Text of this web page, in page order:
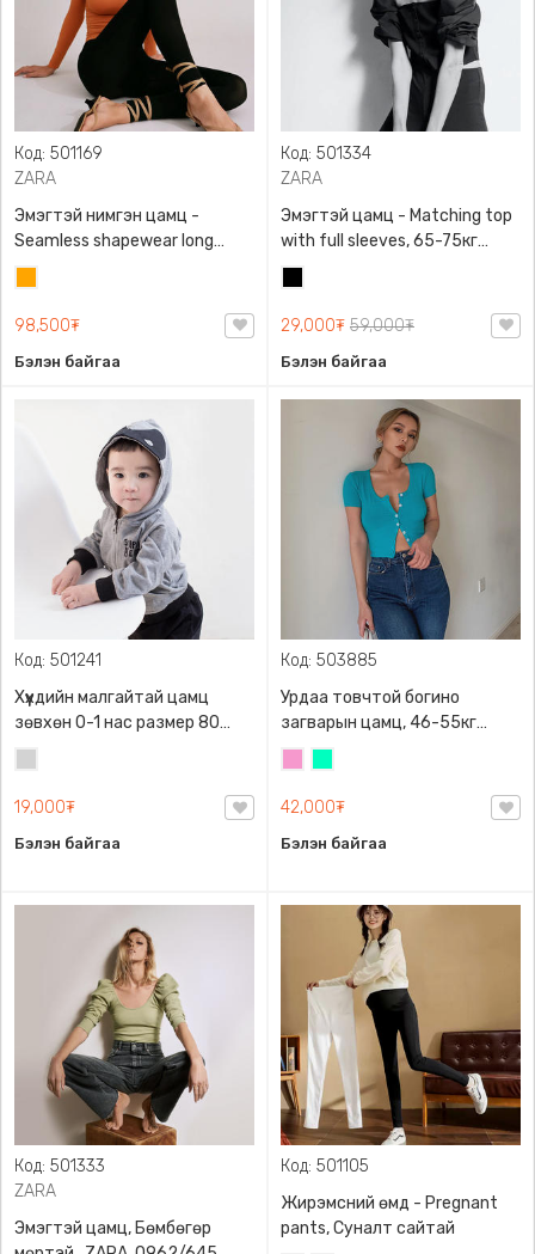
Код: 501169
ZARA
Эмэгтэй нимгэн цамц -
Seamless shapewear long
sleeve t-shirt, 40-60кг жинд
таарна, ZARA, 8779/458/615,
Урт ханцуйтай
98,500₮
Бэлэн байгаа
Код: 501334
ZARA
Эмэгтэй цамц - Matching top
with full sleeves, 65-75кг
жинд таарна, ZARA,
0962/642/800, Задгай
энгэртэй, Урт ханцуйтай,
29,000₮ 59,000₮
Бэлэн байгаа
Код: 501241
Хүүхдийн малгайтай цамц
зөвхөн 0-1 нас размер 80
сонголттой
19,000₮
Бэлэн байгаа
Код: 503885
Урдаа товчтой богино
загварын цамц, 46-55кг
жинд таарна
42,000₮
Бэлэн байгаа
Код: 501333
ZARA
Эмэгтэй цамц, Бөмбөгөр
Код: 501105
Жирэмсний өмд - Pregnant
pants, Суналт сайтай